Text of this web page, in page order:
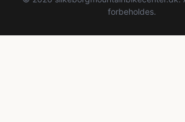
forbeholdes.